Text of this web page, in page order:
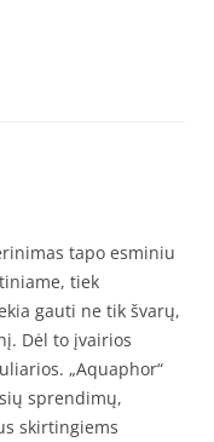
tapo esminiu
tiek
gauti ne tik švarų,
Dėl to įvairios
„Aquaphor“
sprendimų,
skirtingiems